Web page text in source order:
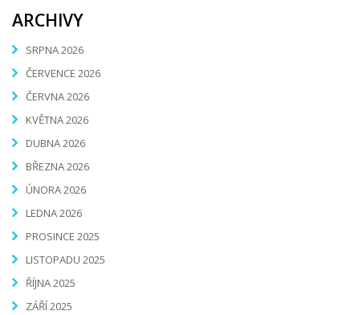
ARCHIVY
SRPNA 2026
ČERVENCE 2026
ČERVNA 2026
KVĚTNA 2026
DUBNA 2026
BŘEZNA 2026
ÚNORA 2026
LEDNA 2026
PROSINCE 2025
LISTOPADU 2025
ŘÍJNA 2025
ZÁŘÍ 2025